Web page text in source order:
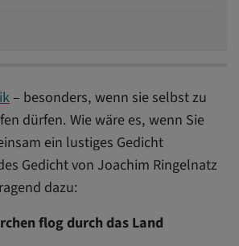
– besonders, wenn sie selbst zu
dürfen. Wie wäre es, wenn Sie
ein lustiges Gedicht
Gedicht von Joachim Ringelnatz
dazu:
flog durch das Land